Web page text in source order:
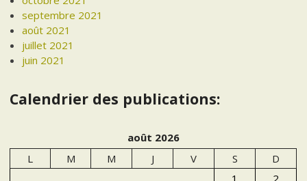
septembre 2021
août 2021
juillet 2021
juin 2021
Calendrier des publications:
août 2026
L
M M J V S
D
1
2